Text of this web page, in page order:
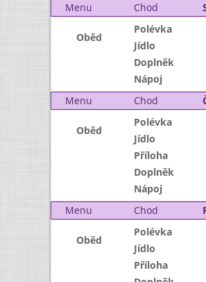
Menu
Chod
Oběd
Polévka
Jídlo
Doplněk
Nápoj
Menu
Chod
Oběd
Polévka
Jídlo
Příloha
Doplněk
Nápoj
Menu
Chod
Oběd
Polévka
Jídlo
Příloha